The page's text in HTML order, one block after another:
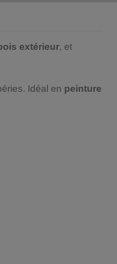
extérieur, et
Idéal en peinture